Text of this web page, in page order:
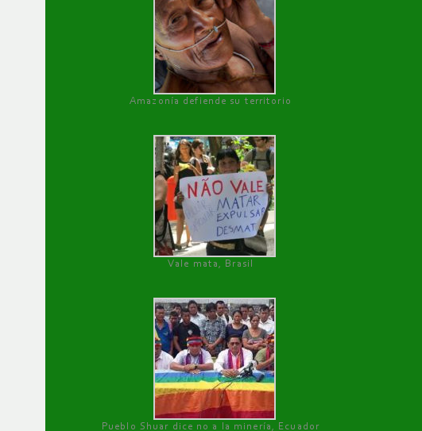
Amazonía defiende su territorio
Vale mata, Brasil
Pueblo Shuar dice no a la minería, Ecuador